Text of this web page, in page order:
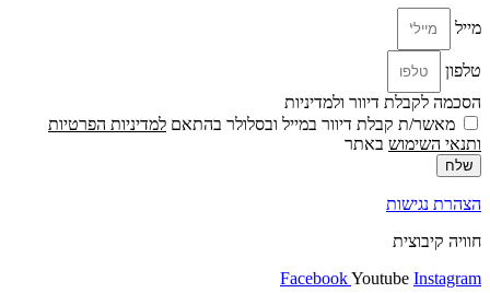
מייל
טלפון
הסכמה לקבלת דיוור ולמדיניות
מאשר/ת קבלת דיוור במייל ובסלולר בהתאם למדיניות הפרטיות
ותנאי השימוש באתר
שלח
הצהרת נגישות
חוויה קיבוצית
FacebookYoutube Instagram